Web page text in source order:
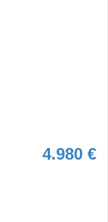
4.980 €